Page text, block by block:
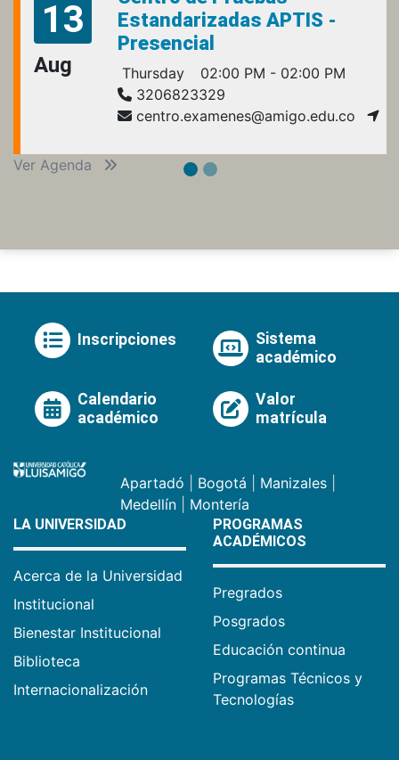
13
Aug
Estandarizadas APTIS -
Presencial
Thursday
02:00 PM - 02:00 PM
3206823329
centro.examenes@amigo.edu.co
Ver Agenda
Inscripciones
Sistema
académico
Calendario
académico
Valor
matrícula
Apartadó Bogotá Manizales
Medellín
Montería
LA UNIVERSIDAD
Acerca de la Universidad
Institucional
Bienestar Institucional
Biblioteca
Internacionalización
PROGRAMAS
ACADÉMICOS
Pregrados
Posgrados
Educación continua
Programas Técnicos y
Tecnologías